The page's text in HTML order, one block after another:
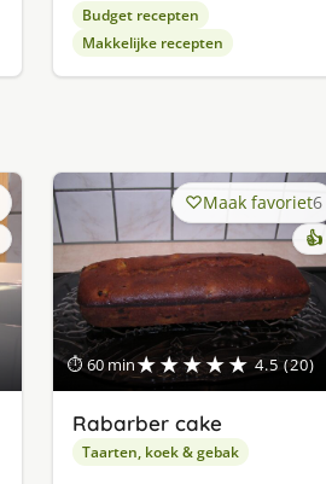
Budget recepten
Makkelijke recepten
⏱ 60 min★★★★★ 4.5 (20)
Maak favoriet6
👍
Rabarber cake
Taarten, koek & gebak